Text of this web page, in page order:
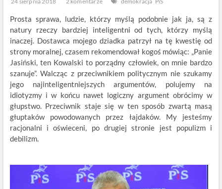
Prosta sprawa, ludzie, którzy myślą podobnie jak ja, są z
natury rzeczy bardziej inteligentni od tych, którzy myślą
inaczej. Dostawca mojego dziadka patrzył na tę kwestię od
strony moralnej, czasem rekomendował kogoś mówiąc: „Panie
Jasiński, ten Kowalski to porządny człowiek, on mnie bardzo
szanuje”. Walcząc z przeciwnikiem politycznym nie szukamy
jego najinteligentniejszych argumentów, polujemy na
idiotyzmy i w końcu nawet logiczny argument obrócimy w
głupstwo. Przeciwnik staje się w ten sposób zwartą masą
głuptaków powodowanych przez łajdaków. My jesteśmy
racjonalni i oświeceni, po drugiej stronie jest populizm i
debilizm.